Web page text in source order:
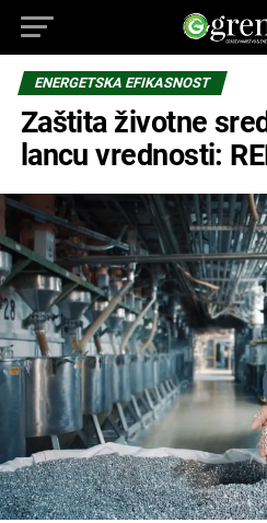
ENERGETSKA EFIKASNOST
Zaštita životne
lancu vrednosti: